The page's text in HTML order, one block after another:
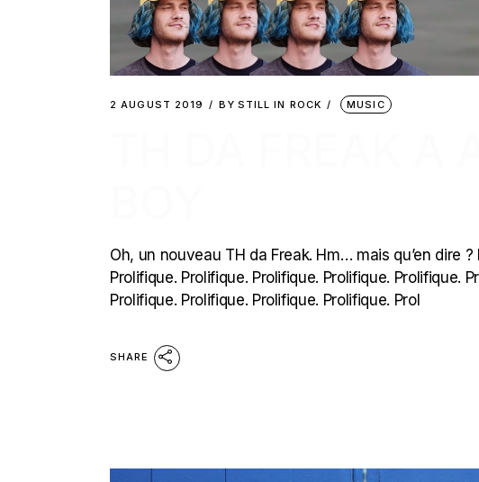
2 AUGUST 2019 BY STILL IN ROCK MUSIC
Oh, un nouveau TH da Freak. Hm… mais qu’en dire
Prolifique. Prolifique. Prolifique. Prolifique. Prolifique.
Prolifique. Prolifique. Prolifique. Prolifique. Prol
SHARE